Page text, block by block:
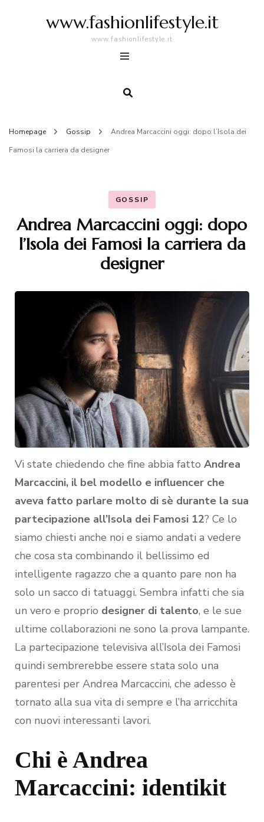
www.fashionlifestyle.it
www.fashionlifestyle.it
Homepage Gossip
Andrea Marcaccini oggi: dopo l’Isola dei
Famosi la carriera da designer
GOSSIP
Andrea Marcaccini oggi: dopo
l’Isola dei Famosi la carriera da
designer
Vi state chiedendo che fine abbia fatto Andrea
Marcaccini, il bel modello e influencer che
aveva fatto parlare molto di sè durante la sua
partecipazione all’Isola dei Famosi 12? Ce lo
siamo chiesti anche noi e siamo andati a vedere
che cosa sta combinando il bellissimo ed
intelligente ragazzo che a quanto pare non ha
solo un sacco di tatuaggi. Sembra infatti che sia
un vero e proprio designer di talento, e le sue
ultime collaborazioni ne sono la prova lampante.
La partecipazione televisiva all’Isola dei Famosi
quindi sembrerebbe essere stata solo una
parentesi per Andrea Marcaccini, che adesso è
tornato alla sua vita di sempre e l’ha arricchita
con nuovi interessanti lavori.
Chi è Andrea
Marcaccini: identikit